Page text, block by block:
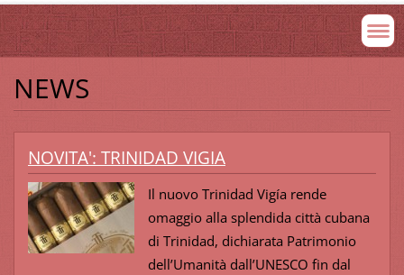
NEWS
NOVITA': TRINIDAD VIGIA
Il nuovo Trinidad Vigía rende
omaggio alla splendida città cubana
di Trinidad, dichiarata Patrimonio
dell’Umanità dall’UNESCO fin dal